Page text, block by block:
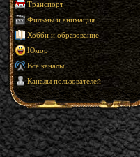
Транспорт
Фильмы и анимация
Хобби и образование
Юмор
Все каналы
Каналы пользователей